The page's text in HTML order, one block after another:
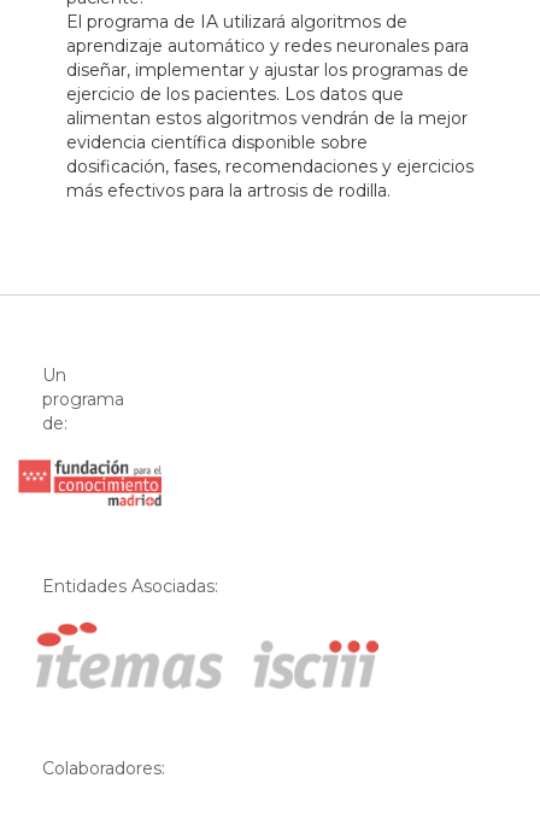
El programa de IA utilizará algoritmos de
aprendizaje automático y redes neuronales para
diseñar, implementar y ajustar los programas de
ejercicio de los pacientes. Los datos que
alimentan estos algoritmos vendrán de la mejor
evidencia científica disponible sobre
dosificación, fases, recomendaciones y ejercicios
más efectivos para la artrosis de rodilla.
Un
programa
de:
Entidades Asociadas:
Colaboradores: